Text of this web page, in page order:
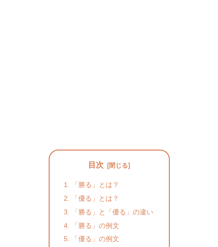
目次
「勝る」とは？
「優る」とは？
「勝る」と「優る」の違い
「勝る」の例文
「優る」の例文